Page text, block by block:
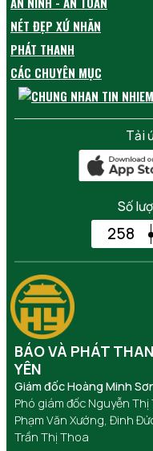
NÉT ĐẸP XỨ NHÃN
PHÁT THANH
CÁC CHUYÊN MỤC
Tải
Số
258
BÁO VÀ PHÁT
YÊN
Giám đốc Hoàng Minh
Phó giám đốc Nguyễn
Phạm Văn Xướng, Đinh
Trần Thị Thoa